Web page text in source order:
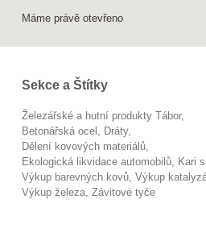
Máme právě otevřeno
Sekce a Štítky
Železářské a hutní produkty Tábor
betonářská ocel
dráty
dělení kovových materiálů
Ekologická likvidace automobilů
kari
výkup barevných kovů
výkup
výkup železa
závitové tyče